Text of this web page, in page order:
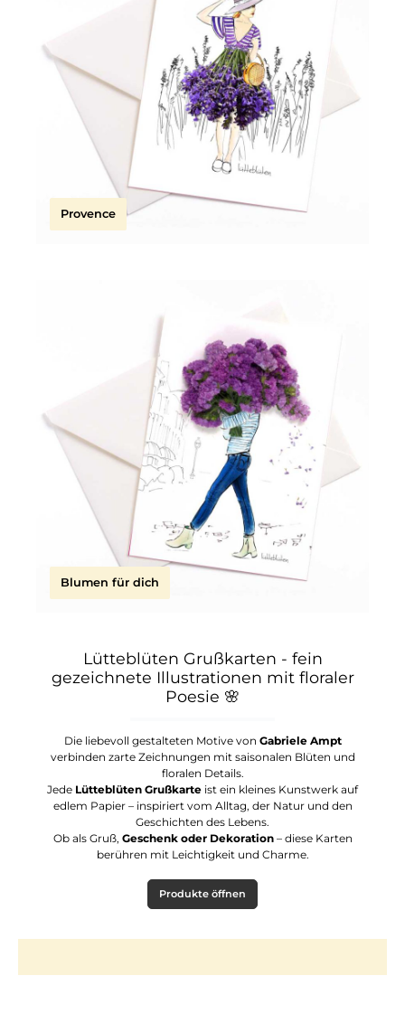
Provence
Blumen für dich
Lütteblüten Grußkarten - fein
gezeichnete Illustrationen mit floraler
Poesie 🌸
Die liebevoll gestalteten Motive von Gabriele Ampt
verbinden zarte Zeichnungen mit saisonalen Blüten und
floralen Details.
Jede Lütteblüten Grußkarte ist ein kleines Kunstwerk auf
edlem Papier – inspiriert vom Alltag, der Natur und den
Geschichten des Lebens.
Ob als Gruß, Geschenk oder Dekoration– diese Karten
berühren mit Leichtigkeit und Charme.
Produkte öffnen